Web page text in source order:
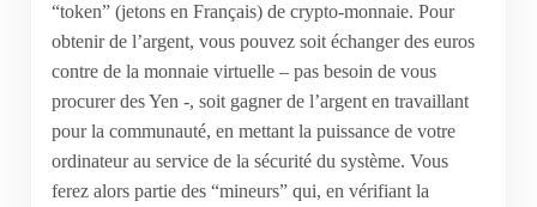
“token” (jetons en Français) de crypto-monnaie. Pour
obtenir de l’argent, vous pouvez soit échanger des euros
contre de la monnaie virtuelle – pas besoin de vous
procurer des Yen -, soit gagner de l’argent en travaillant
pour la communauté, en mettant la puissance de votre
ordinateur au service de la sécurité du système. Vous
ferez alors partie des “mineurs” qui, en vérifiant la